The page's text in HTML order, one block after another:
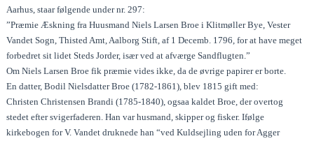
Aarhus, staar følgende under nr. 297:
”Præmie Æskning fra Huusmand Niels Larsen Broe i Klitmøller Bye, Vester
Vandet Sogn, Thisted Amt, Aalborg Stift, af 1 Decemb. 1796, for at have meget
forbedret sit lidet Steds Jorder, især ved at afværge Sandflugten.”
Om Niels Larsen Broe fik præmie vides ikke, da de øvrige papirer er borte.
En datter, Bodil Nielsdatter Broe (1782-1861), blev 1815 gift med:
Christen Christensen Brandi (1785-1840), ogsaa kaldet Broe, der overtog
stedet efter svigerfaderen. Han var husmand, skipper og fisker. Ifølge
kirkebogen for V. Vandet druknede han “ved Kuldsejling uden for Agger